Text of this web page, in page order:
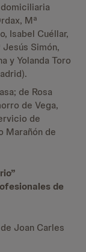
Mª
Isabel Cuéllar,
Simón,
y Yolanda Toro
de Rosa
de Vega,
de
Marañón de
de
Joan Carles